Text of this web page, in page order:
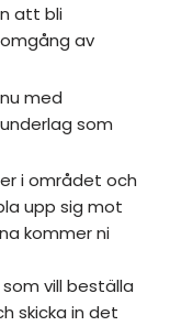
att bli
av
med
som
i området och
upp sig mot
kommer ni
vill beställa
skicka in det